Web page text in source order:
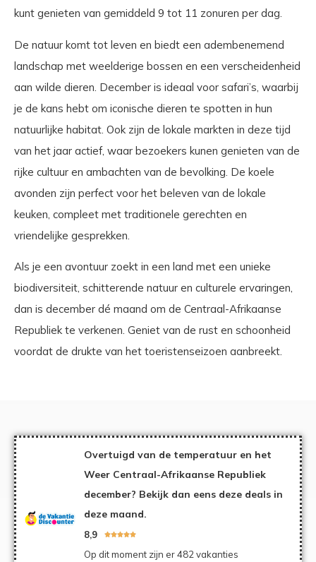
kunt genieten van gemiddeld 9 tot 11 zonuren per dag.
De natuur komt tot leven en biedt een adembenemend
landschap met weelderige bossen en een verscheidenheid
aan wilde dieren. December is ideaal voor safari’s, waarbij
je de kans hebt om iconische dieren te spotten in hun
natuurlijke habitat. Ook zijn de lokale markten in deze tijd
van het jaar actief, waar bezoekers kunen genieten van de
rijke cultuur en ambachten van de bevolking. De koele
avonden zijn perfect voor het beleven van de lokale
keuken, compleet met traditionele gerechten en
vriendelijke gesprekken.
Als je een avontuur zoekt in een land met een unieke
biodiversiteit, schitterende natuur en culturele ervaringen,
dan is december dé maand om de Centraal-Afrikaanse
Republiek te verkenen. Geniet van de rust en schoonheid
voordat de drukte van het toeristenseizoen aanbreekt.
Overtuigd van de temperatuur en het
Weer Centraal-Afrikaanse Republiek
december? Bekijk dan eens deze deals in
deze maand.
8,9 
Op dit moment zijn er 482 vakanties